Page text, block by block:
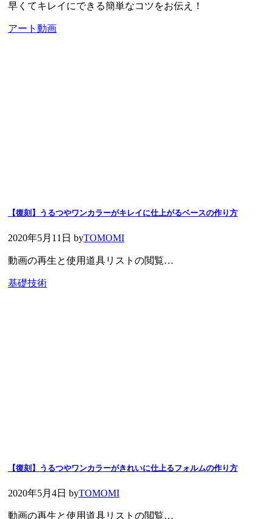
早くてキレイにできる簡単なコツをお伝え！
アート動画
【復刻】うるつやワンカラーがキレイに仕上がるベースの作り方
2020年5月11日 byTOMOMI
動画の再生と使用道具リストの閲覧…
基礎技術
【復刻】うるつやワンカラーがきれいに仕上るフォルムの作り方
2020年5月4日 byTOMOMI
動画の再生と使用道具リストの閲覧…